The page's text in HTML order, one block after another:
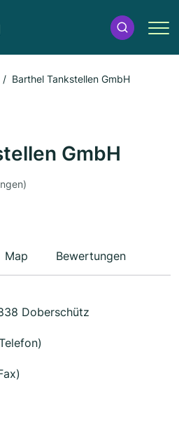
Barthel Tankstellen GmbH
GmbH
Map Bewertungen
Doberschütz